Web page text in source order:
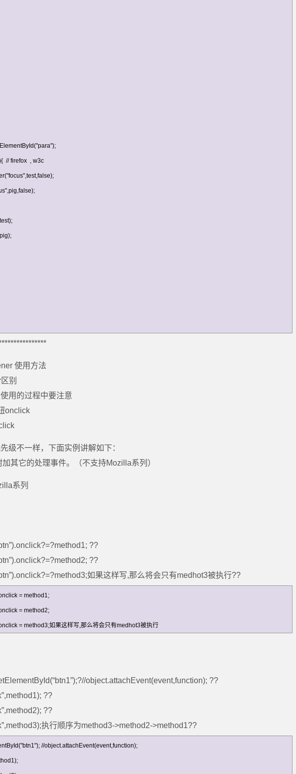
// firefox  , w3c
使用方法
别
用的过程中要注意
onclick
级不一样，下面实例讲解如下：
其它的处理事件。（不支持Mozilla系列）
系列
??
??
如果这样写,那么将会只有medhot3被执行??
= method1;
= method2;
= method3;如果这样写,那么将会只有medhot3被执行
object.attachEvent(event,function); ??
??
??
执行顺序为method3->method2->method1??
//object.attachEvent(event,function);